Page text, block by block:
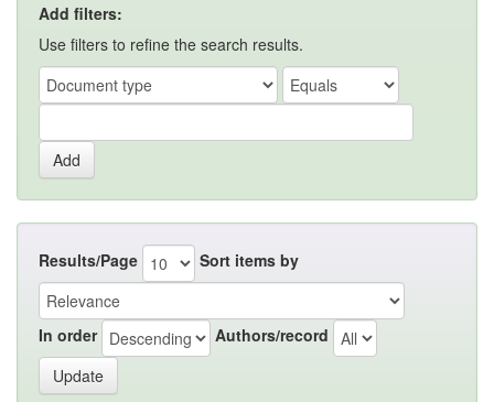
Add filters:
Use filters to refine the search results.
Results/Page Sort items by
In order Authors/record